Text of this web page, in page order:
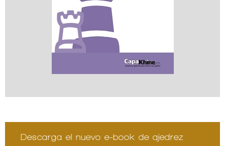
Descarga el nuevo e-book de ajedrez